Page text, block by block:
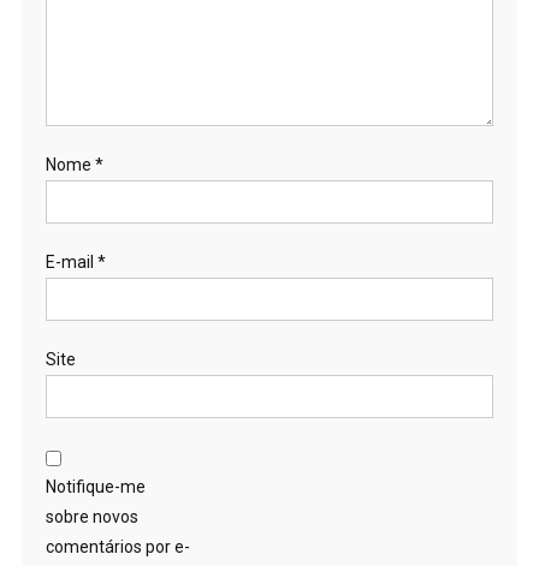
Nome *
E-mail *
Site
Notifique-me
sobre novos
comentários por e-